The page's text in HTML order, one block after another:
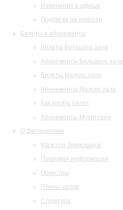
Изменения в афише
Подписка на новости
Билеты и абонементы
Билеты Большого зала
Абонементы Большого зала
Билеты Малого зала
Абонементы Малого зала
Как купить билет
Абонементы Музитория
О филармонии
Маэстро Темирканов
Правовая информация
Оркестры
Планы залов
Структура